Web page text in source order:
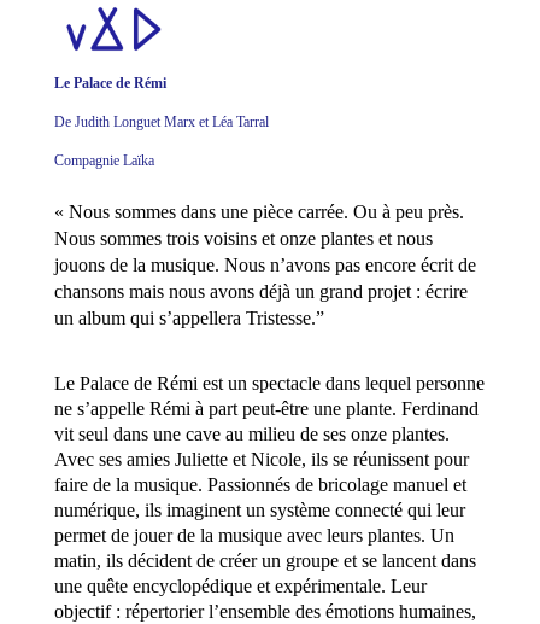
Le Palace de Rémi
De Judith Longuet Marx et Léa Tarral
Compagnie Laïka
« Nous sommes dans une pièce carrée. Ou à peu près.
Nous sommes trois voisins et onze plantes et nous
jouons de la musique. Nous n’avons pas encore écrit de
chansons mais nous avons déjà un grand projet : écrire
un album qui s’appellera Tristesse.”
Le Palace de Rémi est un spectacle dans lequel personne
ne s’appelle Rémi à part peut-être une plante. Ferdinand
vit seul dans une cave au milieu de ses onze plantes.
Avec ses amies Juliette et Nicole, ils se réunissent pour
faire de la musique. Passionnés de bricolage manuel et
numérique, ils imaginent un système connecté qui leur
permet de jouer de la musique avec leurs plantes. Un
matin, ils décident de créer un groupe et se lancent dans
une quête encyclopédique et expérimentale. Leur
objectif : répertorier l’ensemble des émotions humaines,